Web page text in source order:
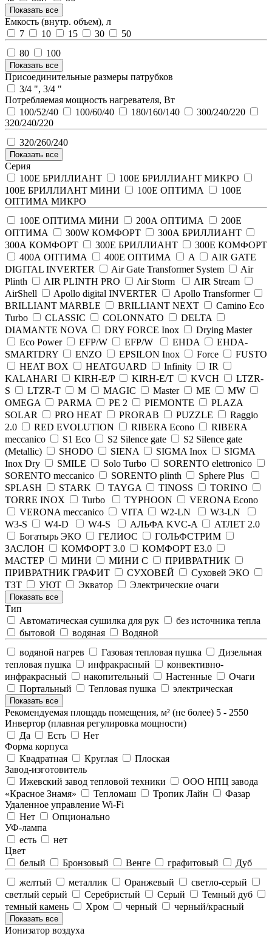
Показать все
Емкость (внутр. объем), л
7
10 15 30
50
80
100
Показать все
Присоединительные размеры патрубков
3/4 ", 3/4 "
Потребляемая мощность нагревателя, Вт
100/52/40
100/60/40 180/160/140
300/240/220
320/240/220
320/260/240
Показать все
Серия
100Е БРИЛЛИАНТ
100Е БРИЛЛИАНТ МИКРО
100Е БРИЛЛИАНТ МИНИ
100Е ОПТИМА
100Е
ОПТИМА МИКРО
100Е ОПТИМА МИНИ
200А ОПТИМА
200Е
ОПТИМА
300W КОМФОРТ
300А БРИЛЛИАНТ
300А КОМФОРТ
300Е БРИЛЛИАНТ
300Е КОМФОРТ
400А ОПТИМА
400Е ОПТИМА A
AIR GATE
DIGITAL INVERTER
Air Gate Transformer System
Air
Plinth
AIR PLINTH PRO Air Storm
AIR Stream
AirShell
Apollo digital INVERTER
Apollo Transformer
BRILLIANT MARBLE
BRILLIANT NEXT
Camino Eco
Turbo
CLASSIC COLONNATO
DELTA
DIAMANTE NOVA
DRY FORCE Inox
Drying Master
Eco Power
EFP/W EFP/W EHDA
EHDA-
SMARTDRY
ENZO EPSILON Inox Force
FUSTO
HEAT BOX
HEATGUARD Infinity
IR
KALAHARI
KIRH-E/P KIRH-E/T KVCH
LTZR-
S
LTZR-T M MAGIC Master ME
MW
OMEGA
PARMA PE 2 PIEMONTE
PLAZA
SOLAR
PRO HEAT PRORAB PUZZLE
Raggio
2.0
RED EVOLUTION RIBERA Econo
RIBERA
meccanico
S1 Eco S2 Silence gate
S2 Silence gate
(Metallic)
SHODO SIENA SIGMA Inox
SIGMA
Inox Dry
SMILE Solo Turbo
SORENTO elettronico
SORENTO meccanico
SORENTO plinth
Sphere Plus
SPLASH
STARK TAYGA TINOSS
TORINO
TORRE INOX
Turbo TYPHOON
VERONA Econo
VERONA meccanico
VITA W2-LN
W3-LN
W3-S
W4-D W4-S АЛЬФА KVC-A
АТЛЕТ 2.0
Богатырь ЭКО
ГЕЛИОС
ГОЛЬФСТРИМ
ЗАСЛОН
КОМФОРТ 3.0
КОМФОРТ E3.0
МАСТЕР
МИНИ МИНИ С
ПРИВРАТНИК
ПРИВРАТНИК ГРАФИТ
СУХОВЕЙ
Суховей ЭКО
ТЗТ
УЮТ Экватор Электрические очаги
Показать все
Тип
Автоматическая сушилка для рук
без источника тепла
бытовой
водяная
Водяной
водяной нагрев
Газовая тепловая пушка
Дизельная
тепловая пушка
инфракрасный
конвективно-
инфракрасный
накопительный Настенные
Очаги
Портальный
Тепловая пушка электрическая
Показать все
Рекомендуемая площадь помещения, м² (не более) 5 - 2550
Инвертор (плавная регулировка мощности)
Да
Есть
Нет
Форма корпуса
Квадратная
Круглая
Плоская
Завод-изготовитель
Ижевский завод тепловой техники
ООО НПЦ завода
«Красное Знамя»
Тепломаш Тропик Лайн
Фазар
Удаленное управление Wi-Fi
Нет
Опционально
УФ-лампа
есть
нет
Цвет
белый
Бронзовый Венге графитовый
Дуб
желтый
металлик Оранжевый
светло-серый
светлый серый
Серебристый Серый
Темный дуб
темный камень
Хром черный черный/красный
Показать все
Ионизатор воздуха